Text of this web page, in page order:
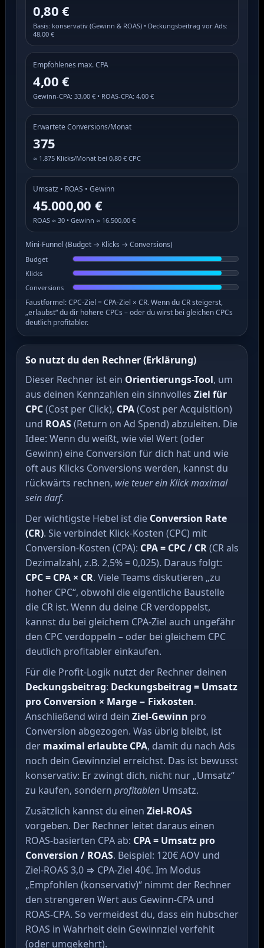
0,80 €
Basis: konservativ (Gewinn & ROAS) • Deckungsbeitrag vor Ads:
48,00 €
Empfohlenes max. CPA
4,00 €
Gewinn-CPA: 33,00 € • ROAS-CPA: 4,00 €
Erwartete Conversions/Monat
375
≈ 1.875 Klicks/Monat bei 0,80 € CPC
Umsatz • ROAS • Gewinn
45.000,00 €
ROAS ≈ 30 • Gewinn ≈ 16.500,00 €
Mini-Funnel (Budget → Klicks → Conversions)
Budget
Klicks
Conversions
Faustformel: CPC-Ziel = CPA-Ziel × CR. Wenn du CR steigerst,
„erlaubst“ du dir höhere CPCs – oder du wirst bei gleichen CPCs
deutlich profitabler.
So nutzt du den Rechner (Erklärung)
Dieser Rechner ist ein Orientierungs-Tool, um
aus deinen Kennzahlen ein sinnvolles Ziel für
CPC(Cost per Click), CPA(Cost per Acquisition)
und ROAS(Return on Ad Spend) abzuleiten. Die
Idee: Wenn du weißt, wie viel Wert (oder
Gewinn) eine Conversion für dich hat und wie
oft aus Klicks Conversions werden, kannst du
rückwärts rechnen, wie teuer ein Klick maximal
sein darf.
Der wichtigste Hebel ist die Conversion Rate
(CR). Sie verbindet Klick-Kosten (CPC) mit
Conversion-Kosten (CPA): CPA = CPC / CR(CR als
Dezimalzahl, z.B. 2,5% = 0,025). Daraus folgt:
CPC = CPA × CR. Viele Teams diskutieren „zu
hoher CPC“, obwohl die eigentliche Baustelle
die CR ist. Wenn du deine CR verdoppelst,
kannst du bei gleichem CPA-Ziel auch ungefähr
den CPC verdoppeln – oder bei gleichem CPC
deutlich profitabler einkaufen.
Für die Profit-Logik nutzt der Rechner deinen
Deckungsbeitrag: Deckungsbeitrag = Umsatz
pro Conversion × Marge − Fixkosten.
Anschließend wird dein Ziel-Gewinn pro
Conversion abgezogen. Was übrig bleibt, ist
der maximal erlaubte CPA, damit du nach Ads
noch dein Gewinnziel erreichst. Das ist bewusst
konservativ: Er zwingt dich, nicht nur „Umsatz“
zu kaufen, sondern profitablenUmsatz.
Zusätzlich kannst du einen Ziel-ROAS
vorgeben. Der Rechner leitet daraus einen
ROAS-basierten CPA ab: CPA = Umsatz pro
Conversion / ROAS. Beispiel: 120€ AOV und
Ziel-ROAS 3,0 ⇒ CPA-Ziel 40€. Im Modus
„Empfohlen (konservativ)“ nimmt der Rechner
den strengeren Wert aus Gewinn-CPA und
ROAS-CPA. So vermeidest du, dass ein hübscher
ROAS in Wahrheit dein Gewinnziel verfehlt
(oder umgekehrt).